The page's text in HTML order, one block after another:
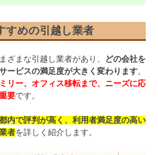
すめの引越し業者
ざまな引越し業者があり、
どの会社を
ービスの満足度が大きく変わります。
リー、オフィス移転まで、ニーズに応
要です。
内で評判が高く、利用者満足度の高い
者を詳しく紹介します。